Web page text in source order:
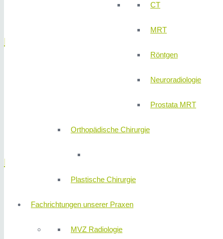
CT
MRT
Röntgen
Neuroradiologie
Prostata MRT
Orthopädische Chirurgie
Plastische Chirurgie
Fachrichtungen unserer Praxen
MVZ Radiologie
Koloproktologie
Hämorrhoiden
Leber
Lebermetastasen